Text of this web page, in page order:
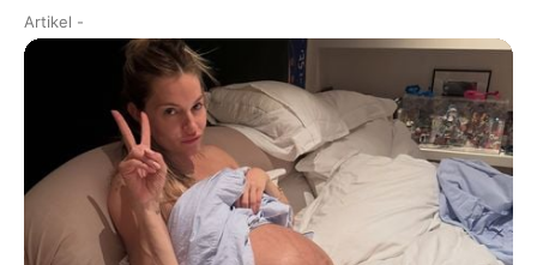
Artikel -